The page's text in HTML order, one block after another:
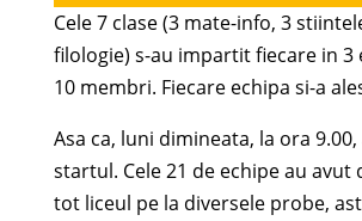
Cele 7 clase (3 mate-info, 3
filologie) s-au impartit fiecare in 3
10 membri. Fiecare echipa si-a
Asa ca, luni dimineata, la ora
startul. Cele 21 de echipe au avut
tot liceul pe la diversele probe,